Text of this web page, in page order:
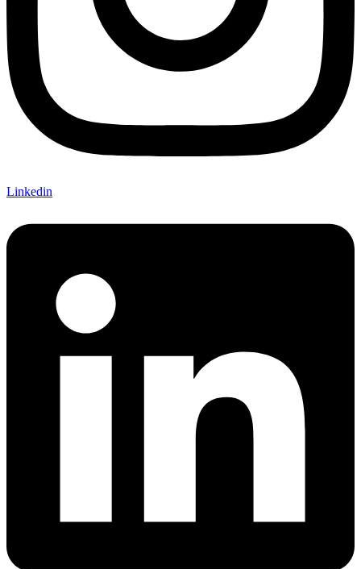
Linkedin